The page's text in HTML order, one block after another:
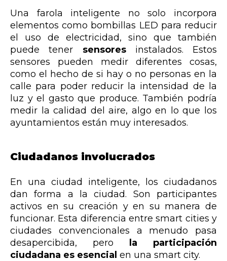
Una farola inteligente no solo incorpora
elementos como bombillas LED para reducir
el uso de electricidad, sino que también
puede tener sensoresinstalados. Estos
sensores pueden medir diferentes cosas,
como el hecho de si hay o no personas en la
calle para poder reducir la intensidad de la
luz y el gasto que produce. También podría
medir la calidad del aire, algo en lo que los
ayuntamientos están muy interesados.
Ciudadanos involucrados
En una ciudad inteligente, los ciudadanos
dan forma a la ciudad. Son participantes
activos en su creación y en su manera de
funcionar. Esta diferencia entre smart cities y
ciudades convencionales a menudo pasa
desapercibida, pero
la participación
ciudadana es esencial en una smart city.